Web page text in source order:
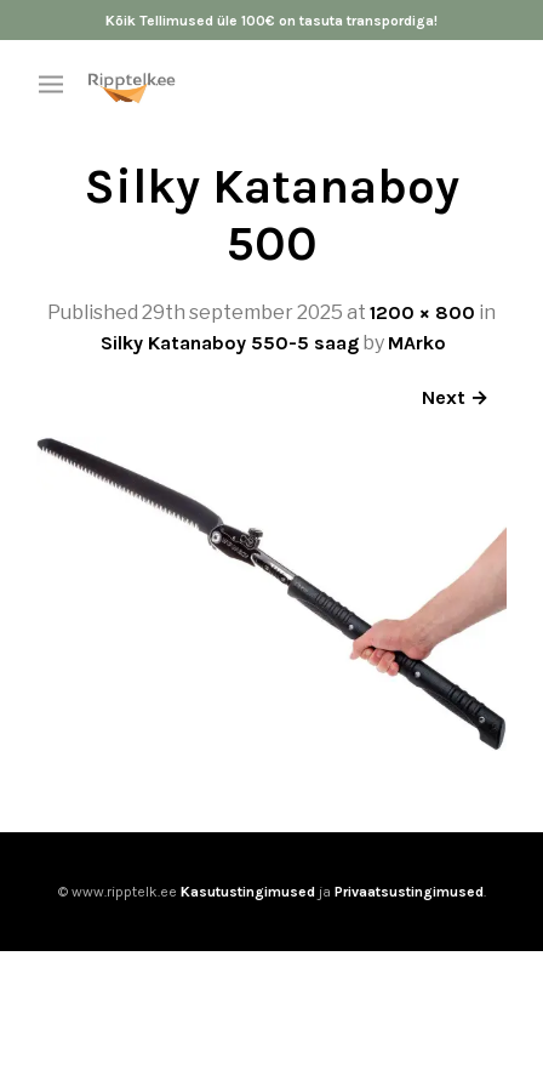
Kõik Tellimused üle 100€ on tasuta transpordiga!
Silky Katanaboy
500
Published 29th september 2025 at 1200 × 800 in
Silky Katanaboy 550-5 saag by MArko
Next →
© www.ripptelk.ee Kasutustingimusedja Privaatsustingimused.